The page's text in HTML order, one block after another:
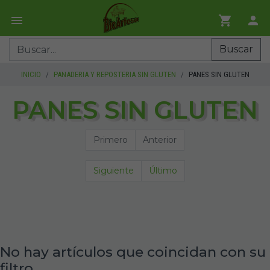
Buscar
INICIO PANADERIA Y REPOSTERIA SIN GLUTEN PANES SIN GLUTEN
PANES SIN GLUTEN
Primero Anterior
Siguiente Último
No hay artículos que coincidan con su